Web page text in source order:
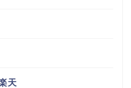
天